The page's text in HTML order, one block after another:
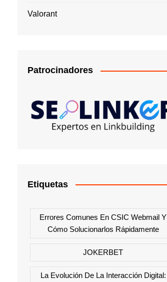
Valorant
Patrocinadores
Etiquetas
Errores Comunes En CSIC Webmail Y
Cómo Solucionarlos Rápidamente
JOKERBET
La Evolución De La Interacción Digital: